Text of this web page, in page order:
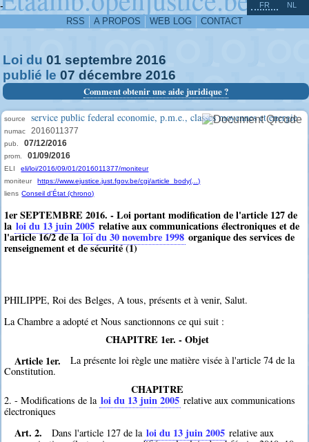
-
RSS A PROPOS WEB LOG CONTACT
FR NL
Loi du 01 septembre 2016
publié le 07 décembre 2016
Comment obtenir une aide juridique ?
source service public federal economie, p.m.e., classes moyennes et energie
numac 2016011377
pub. 07/12/2016
prom. 01/09/2016
ELI
eli/loi/2016/09/01/2016011377/moniteur
moniteur
https://www.ejustice.just.fgov.be/cgi/article_body(...)
liens Conseil d'État (chrono)
1er SEPTEMBRE 2016. - Loi portant modification de l'article 127 de
la loi du 13 juin 2005 relative aux communications électroniques et de
l'article 16/2 de laloi du 30 novembre 1998 organique des services de
renseignement et de sécurité (1)
PHILIPPE, Roi des Belges, A tous, présents et à venir, Salut.
La Chambre a adopté et Nous sanctionnons ce qui suit :
CHAPITRE 1er. - Objet
Article 1er.
La présente loi règle une matière visée à l'article 74 de la
Constitution.
CHAPITRE
2. - Modifications de la loi du 13 juin 2005 relative aux communications
électroniques
Art. 2. Dans l'article 127 de la loi du 13 juin 2005 relative aux
^